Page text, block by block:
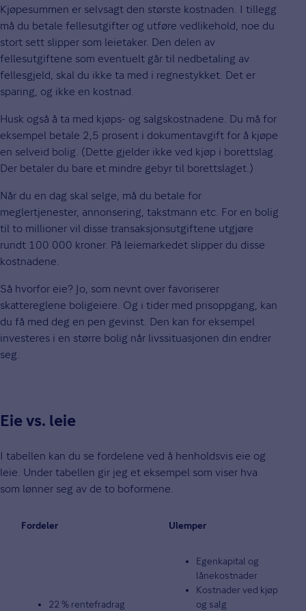
Kjøpesummen er selvsagt den største kostnaden. I tillegg
må du betale fellesutgifter og utføre vedlikehold, noe du
stort sett slipper som leietaker. Den delen av
fellesutgiftene som eventuelt går til nedbetaling av
fellesgjeld, skal du ikke ta med i regnestykket. Det er
sparing, og ikke en kostnad.
Husk også å ta med kjøps- og salgskostnadene. Du må for
eksempel betale 2,5 prosent i dokumentavgift for å kjøpe
en selveid bolig. (Dette gjelder ikke ved kjøp i borettslag.
Der betaler du bare et mindre gebyr til borettslaget.)
Når du en dag skal selge, må du betale for
meglertjenester, annonsering, takstmann etc. For en bolig
til to millioner vil disse transaksjonsutgiftene utgjøre
rundt 100 000 kroner. På leiemarkedet slipper du disse
kostnadene.
Så hvorfor eie? Jo, som nevnt over favoriserer
skattereglene boligeiere. Og i tider med prisoppgang, kan
du få med deg en pen gevinst. Den kan for eksempel
investeres i en større bolig når livssituasjonen din endrer
seg.
Eie vs. leie
I tabellen kan du se fordelene ved å henholdsvis eie og
leie. Under tabellen gir jeg et eksempel som viser hva
som lønner seg av de to boformene.
Fordeler Ulemper
22 % rentefradrag
Egenkapital og
lånekostnader
Kostnader ved kjøp
og salg